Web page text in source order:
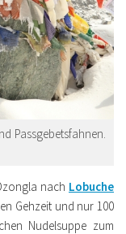
Passgebetsfahnen.
nach Lobuche
Gehzeit und nur 100
Nudelsuppe zum